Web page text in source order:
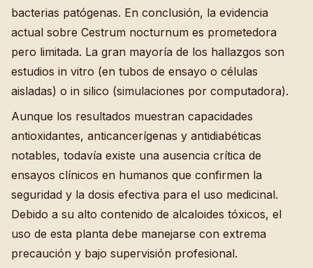
bacterias patógenas. En conclusión, la evidencia
actual sobre Cestrum nocturnum es prometedora
pero limitada. La gran mayoría de los hallazgos son
estudios in vitro (en tubos de ensayo o células
aisladas) o in silico (simulaciones por computadora).
Aunque los resultados muestran capacidades
antioxidantes, anticancerígenas y antidiabéticas
notables, todavía existe una ausencia crítica de
ensayos clínicos en humanos que confirmen la
seguridad y la dosis efectiva para el uso medicinal.
Debido a su alto contenido de alcaloides tóxicos, el
uso de esta planta debe manejarse con extrema
precaución y bajo supervisión profesional.